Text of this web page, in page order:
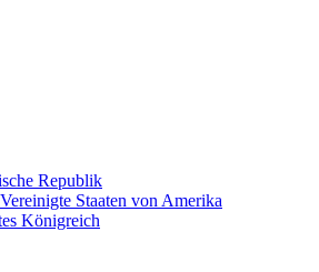
Republik
Vereinigte Staaten von Amerika
Königreich